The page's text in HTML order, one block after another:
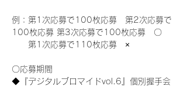
例：第1次応募で100枚応募　第2次応募で
100枚応募 第3次応募で100枚応募　〇
第1次応募で110枚応募　×
〇応募期間
◆『デジタルブロマイドvol.6』個別握手会